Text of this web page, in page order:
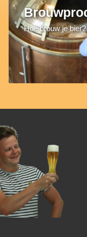
Hoe brouw je bier?